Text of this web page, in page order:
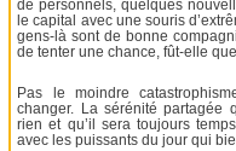
de personnels, quelques
le capital avec une souris
gens-là sont de bonne
de tenter une chance, fût-elle
Pas le moindre
changer. La sérénité partagée
rien et qu’il sera toujours
avec les puissants du jour qui